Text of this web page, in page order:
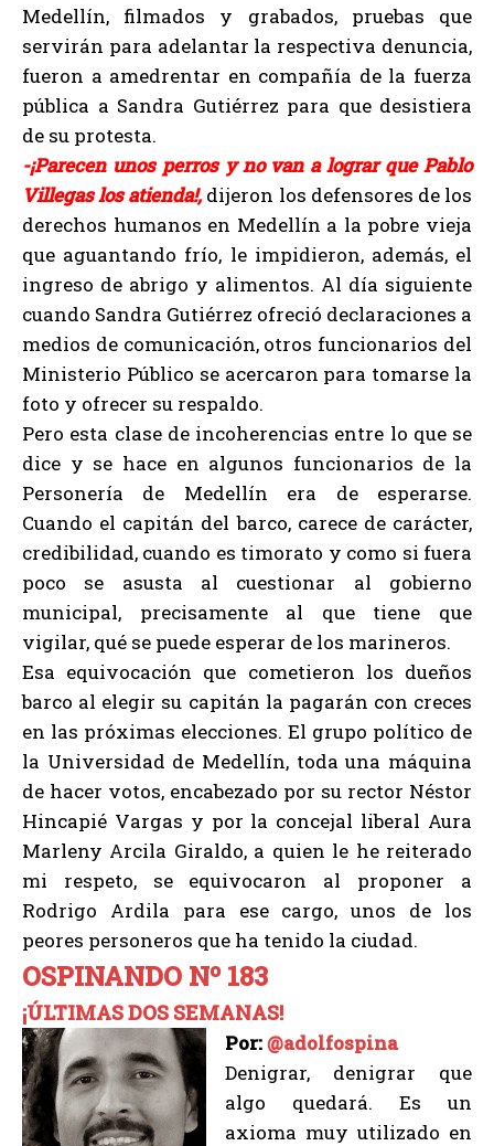
Medellín, filmados y grabados, pruebas que
servirán para adelantar la respectiva denuncia,
fueron a amedrentar en compañía de la fuerza
pública a Sandra Gutiérrez para que desistiera
de su protesta.
-¡Parecen unos perros y no van a lograr que Pablo
Villegas los atienda!,dijeron los defensores de los
derechos humanos en Medellín a la pobre vieja
que aguantando frío, le impidieron, además, el
ingreso de abrigo y alimentos. Al día siguiente
cuando Sandra Gutiérrez ofreció declaraciones a
medios de comunicación, otros funcionarios del
Ministerio Público se acercaron para tomarse la
foto y ofrecer su respaldo.
Pero esta clase de incoherencias entre lo que se
dice y se hace en algunos funcionarios de la
Personería de Medellín era de esperarse.
Cuando el capitán del barco, carece de carácter,
credibilidad, cuando es timorato y como si fuera
poco se asusta al cuestionar al gobierno
municipal, precisamente al que tiene que
vigilar, qué se puede esperar de los marineros.
Esa equivocación que cometieron los dueños
barco al elegir su capitán la pagarán con creces
en las próximas elecciones. El grupo político de
la Universidad de Medellín, toda una máquina
de hacer votos, encabezado por su rector Néstor
Hincapié Vargas y por la concejal liberal Aura
Marleny Arcila Giraldo, a quien le he reiterado
mi respeto, se equivocaron al proponer a
Rodrigo Ardila para ese cargo, unos de los
peores personeros que ha tenido la ciudad.
OSPINANDO Nº 183
¡ÚLTIMAS DOS SEMANAS!
Por:@adolfospina
Denigrar, denigrar que
algo quedará. Es un
axioma muy utilizado en